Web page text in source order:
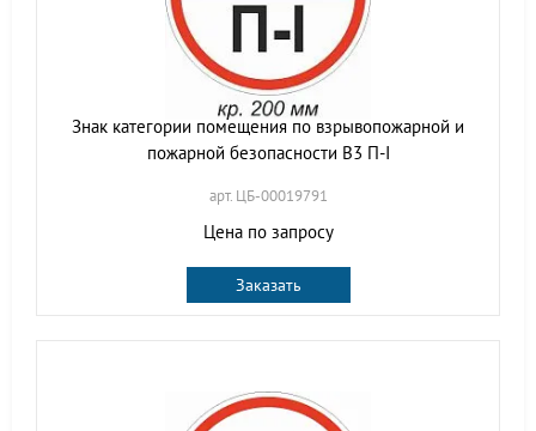
Знак категории помещения по взрывопожарной и
пожарной безопасности В3 П-I
арт. ЦБ-00019791
Цена по запросу
Заказать